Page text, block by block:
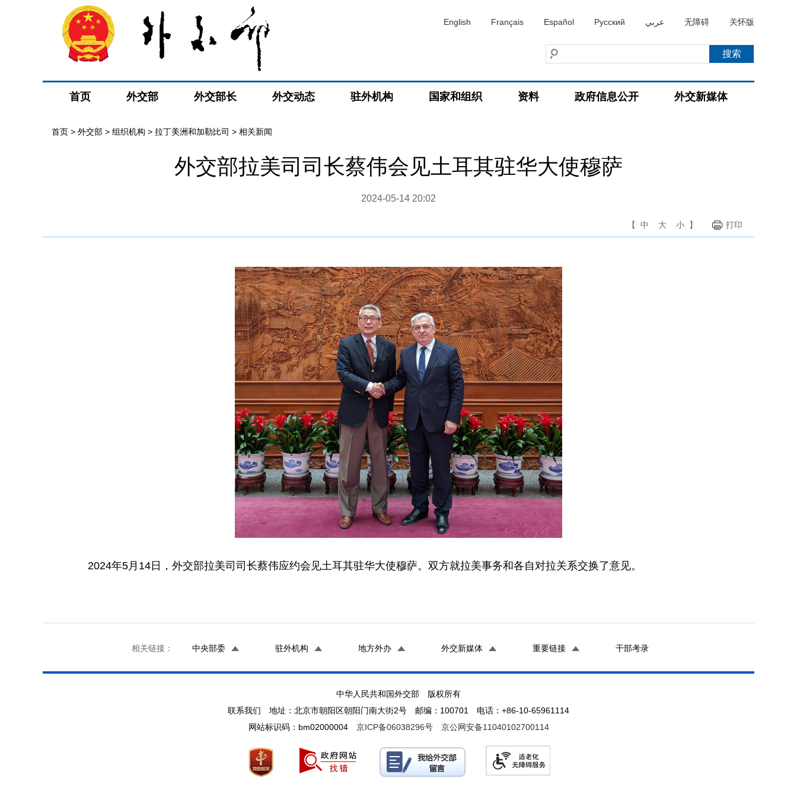
English Français Español Русский عربي 无障碍 关怀版
首页 外交部 外交部长 外交动态 驻外机构 国家和组织 资料 政府信息公开 外交新媒体
首页 > 外交部 > 组织机构 > 拉丁美洲和加勒比司 > 相关新闻
外交部拉美司司长蔡伟会见土耳其驻华大使穆萨
2024-05-14 20:02
【 中 大 小 】 打印
2024年5月14日，外交部拉美司司长蔡伟应约会见土耳其驻华大使穆萨。双方就拉美事务和各自对拉关系交换了意见。
相关链接： 中央部委 驻外机构 地方外办 外交新媒体 重要链接 干部考录
中华人民共和国外交部 版权所有
联系我们 地址：北京市朝阳区朝阳门南大街2号 邮编：100701 电话：+86-10-65961114
网站标识码：bm02000004 京ICP备06038296号 京公网安备11040102700114